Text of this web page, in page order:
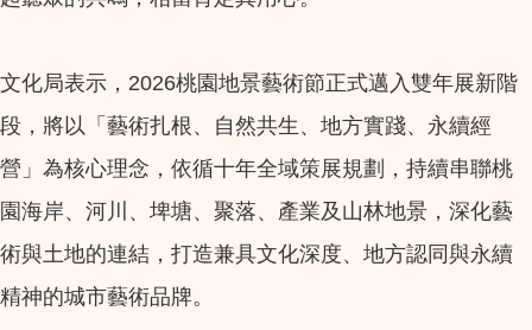
文化局表示，2026桃園地景藝術節正式邁入雙年展新階
段，將以「藝術扎根、自然共生、地方實踐、永續經
營」為核心理念，依循十年全域策展規劃，持續串聯桃
園海岸、河川、埤塘、聚落、產業及山林地景，深化藝
術與土地的連結，打造兼具文化深度、地方認同與永續
精神的城市藝術品牌。